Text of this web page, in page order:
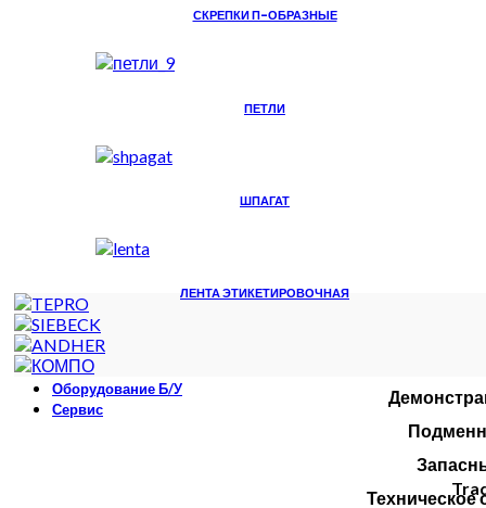
СКРЕПКИ П-ОБРАЗНЫЕ
ПЕТЛИ
ШПАГАТ
ЛЕНТА ЭТИКЕТИРОВОЧНАЯ
Оборудование Б/У
Сервис
Техническое